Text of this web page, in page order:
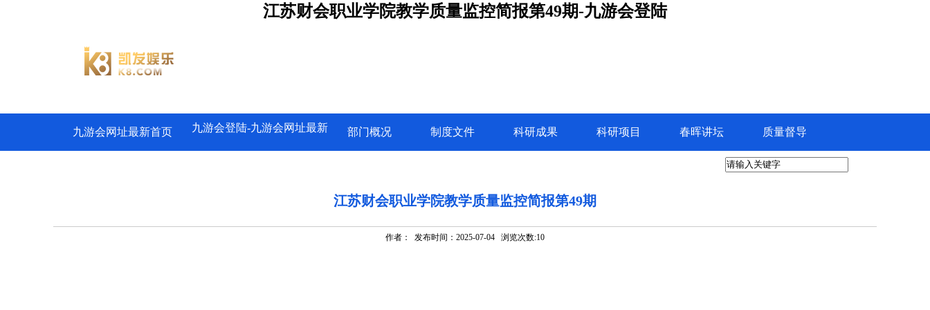
江苏财会职业学院教学质量监控简报第49期-九游会登陆
九游会网址最新首页 九游会登陆-九游会网址最新 部门概况 制度文件 科研成果 科研项目 春晖讲坛 质量督导
江苏财会职业学院教学质量监控简报第49期
作者： 发布时间：2025-07-04 浏览次数:10